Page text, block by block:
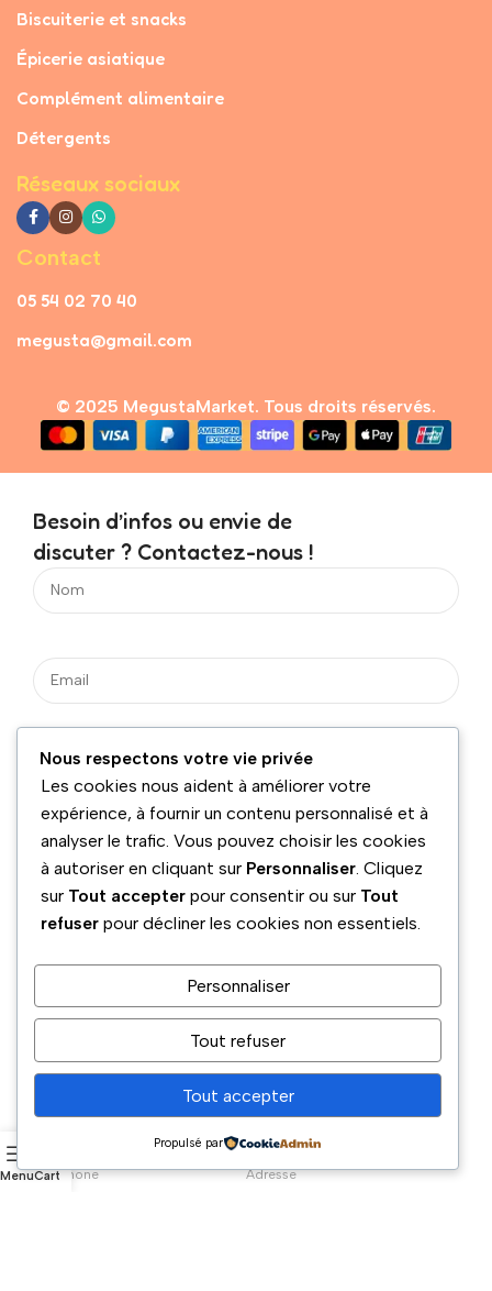
Biscuiterie et snacks
Épicerie asiatique
Complément alimentaire
Détergents
Réseaux sociaux
Contact
05 54 02 70 40
megusta@gmail.com
© 2025 MegustaMarket. Tous droits réservés.
Besoin d’infos ou envie de
discuter ? Contactez-nous !
Téléphone Adresse
MenuCart
Nous respectons votre vie privée
Les cookies nous aident à améliorer votre
expérience, à fournir un contenu personnalisé et à
analyser le trafic. Vous pouvez choisir les cookies
à autoriser en cliquant sur Personnaliser . Cliquez
sur Tout accepter pour consentir ou sur Tout
refuser pour décliner les cookies non essentiels.
Personnaliser
Tout refuser
Tout accepter
Propulsé par